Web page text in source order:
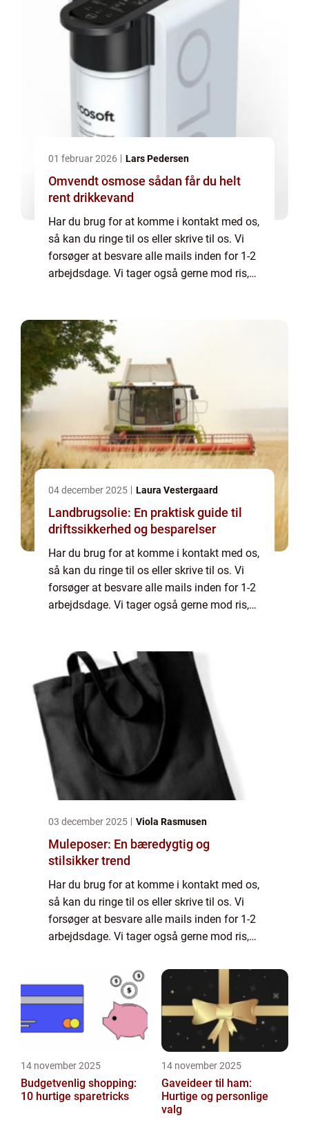
01 februar 2026 Lars Pedersen
Omvendt osmose sådan får du helt
rent drikkevand
Har du brug for at komme i kontakt med os,
så kan du ringe til os eller skrive til os. Vi
forsøger at besvare alle mails inden for 1-2
arbejdsdage. Vi tager også gerne mod ris,
04 december 2025 Laura Vestergaard
Landbrugsolie: En praktisk guide til
driftssikkerhed og besparelser
Har du brug for at komme i kontakt med os,
så kan du ringe til os eller skrive til os. Vi
forsøger at besvare alle mails inden for 1-2
arbejdsdage. Vi tager også gerne mod ris,
03 december 2025 Viola Rasmusen
Muleposer: En bæredygtig og
stilsikker trend
Har du brug for at komme i kontakt med os,
så kan du ringe til os eller skrive til os. Vi
forsøger at besvare alle mails inden for 1-2
arbejdsdage. Vi tager også gerne mod ris,
14 november 2025
Budgetvenlig shopping:
10 hurtige sparetricks
14 november 2025
Gaveideer til ham:
Hurtige og personlige
valg